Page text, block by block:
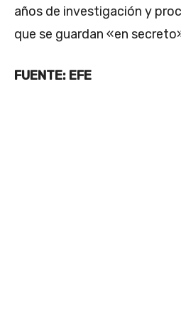
años de investigación y
que se guardan «en
FUENTE: EFE